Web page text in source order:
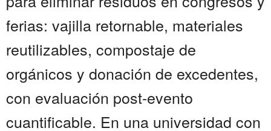
ferias: vajilla retornable, materiales
reutilizables, compostaje de
orgánicos y donación de excedentes,
con evaluación post-evento
cuantificable. En una universidad con